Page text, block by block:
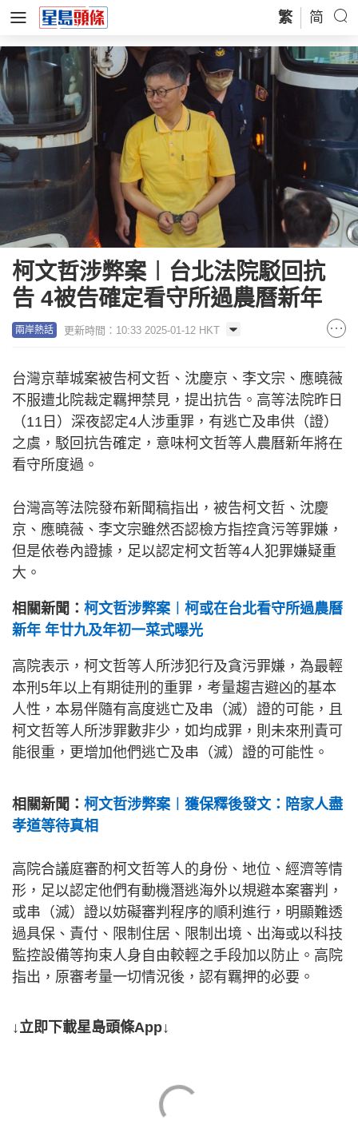
繁 简
柯文哲涉弊案︱台北法院駁回抗
告 4被告確定看守所過農曆新年
兩岸熱話 更新時間：10:33 2025-01-12 HKT
台灣京華城案被告柯文哲、沈慶京、李文宗、應曉薇
不服遭北院裁定羈押禁見，提出抗告。高等法院昨日
（11日）深夜認定4人涉重罪，有逃亡及串供（證）
之虞，駁回抗告確定，意味柯文哲等人農曆新年將在
看守所度過。
台灣高等法院發布新聞稿指出，被告柯文哲、沈慶
京、應曉薇、李文宗雖然否認檢方指控貪污等罪嫌，
但是依卷內證據，足以認定柯文哲等4人犯罪嫌疑重
大。
相關新聞： 柯文哲涉弊案︱柯或在台北看守所過農曆
新年 年廿九及年初一菜式曝光
高院表示，柯文哲等人所涉犯行及貪污罪嫌，為最輕
本刑5年以上有期徒刑的重罪，考量趨吉避凶的基本
人性，本易伴隨有高度逃亡及串（滅）證的可能，且
柯文哲等人所涉罪數非少，如均成罪，則未來刑責可
能很重，更增加他們逃亡及串（滅）證的可能性。
相關新聞： 柯文哲涉弊案︱獲保釋後發文：陪家人盡
孝道等待真相
高院合議庭審酌柯文哲等人的身份、地位、經濟等情
形，足以認定他們有動機潛逃海外以規避本案審判，
或串（滅）證以妨礙審判程序的順利進行，明顯難透
過具保、責付、限制住居、限制出境、出海或以科技
監控設備等拘束人身自由較輕之手段加以防止。高院
指出，原審考量一切情況後，認有羈押的必要。
↓立即下載星島頭條App↓